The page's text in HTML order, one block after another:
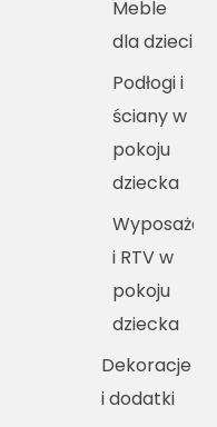
Meble
dla dzieci
Podłogi i
ściany w
pokoju
dziecka
Wyposażenie
i RTV w
pokoju
dziecka
Dekoracje
i dodatki